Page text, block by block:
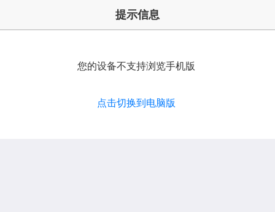
提示信息
您的设备不支持浏览手机版
点击切换到电脑版